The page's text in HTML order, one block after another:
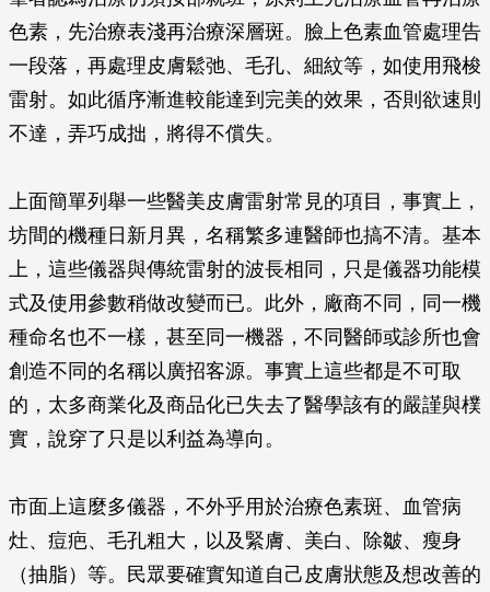
色素，先治療表淺再治療深層斑。臉上色素血管處理告
一段落，再處理皮膚鬆弛、毛孔、細紋等，如使用飛梭
雷射。如此循序漸進較能達到完美的效果，否則欲速則
不達，弄巧成拙，將得不償失。
上面簡單列舉一些醫美皮膚雷射常見的項目，事實上，
坊間的機種日新月異，名稱繁多連醫師也搞不清。基本
上，這些儀器與傳統雷射的波長相同，只是儀器功能模
式及使用參數稍做改變而已。此外，廠商不同，同一機
種命名也不一樣，甚至同一機器，不同醫師或診所也會
創造不同的名稱以廣招客源。事實上這些都是不可取
的，太多商業化及商品化已失去了醫學該有的嚴謹與樸
實，說穿了只是以利益為導向。
市面上這麼多儀器，不外乎用於治療色素斑、血管病
灶、痘疤、毛孔粗大，以及緊膚、美白、除皺、瘦身
（抽脂）等。民眾要確實知道自己皮膚狀態及想改善的